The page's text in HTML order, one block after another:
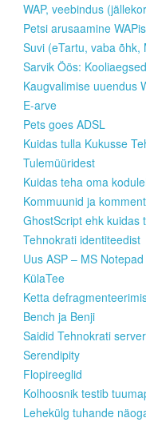
WAP, veebindus
Petsi arusaamine
Suvi (eTartu, vaba õhk,
Sarvik Öös:
Kaugvalimise uuendus
E-arve
Pets goes ADSL
Kuidas tulla Kukusse
Tulemüüridest
Kuidas teha oma
Kommuunid ja
GhostScript ehk kuidas
Tehnokrati identiteedist
Uus ASP – MS Notepad
KülaTee
Ketta
Bench ja Benji
Saidid Tehnokrati
Serendipity
Flopireeglid
Kolhoosnik testib
Lehekülg tuhande